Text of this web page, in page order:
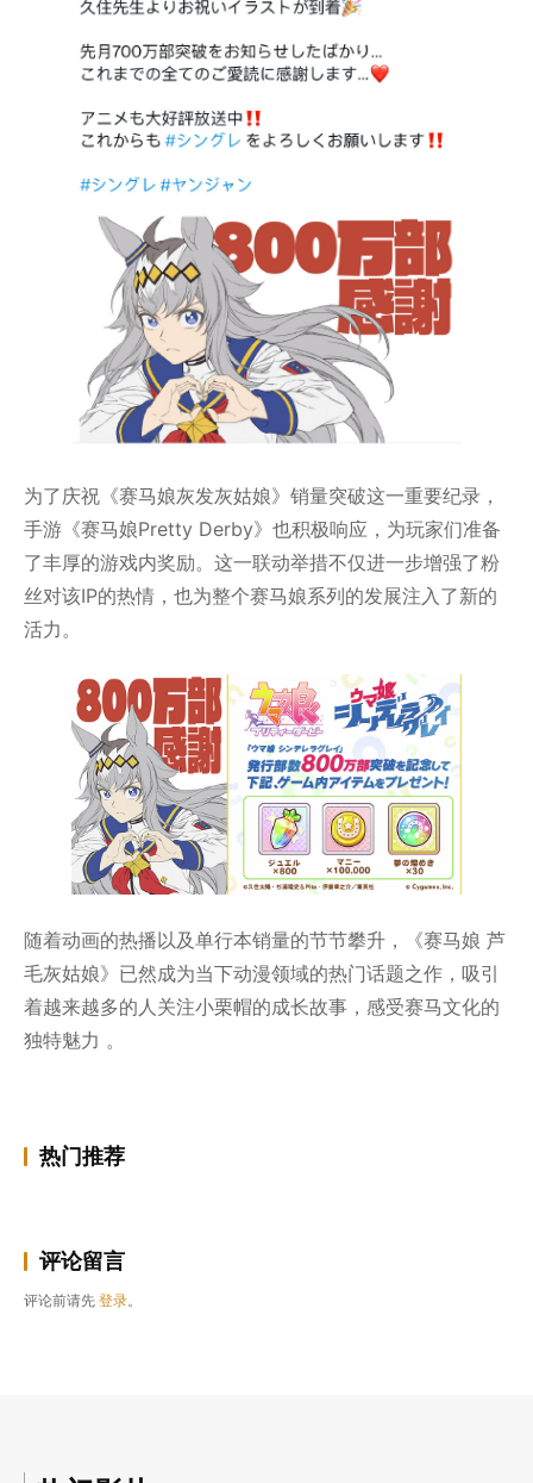
为了庆祝《赛马娘灰发灰姑娘》销量突破这一重要纪录，
手游《赛马娘Pretty Derby》也积极响应，为玩家们准备
了丰厚的游戏内奖励。这一联动举措不仅进一步增强了粉
丝对该IP的热情，也为整个赛马娘系列的发展注入了新的
活力。
随着动画的热播以及单行本销量的节节攀升，《赛马娘 芦
毛灰姑娘》已然成为当下动漫领域的热门话题之作，吸引
着越来越多的人关注小栗帽的成长故事，感受赛马文化的
独特魅力 。
热门推荐
评论留言
评论前请先 登录。